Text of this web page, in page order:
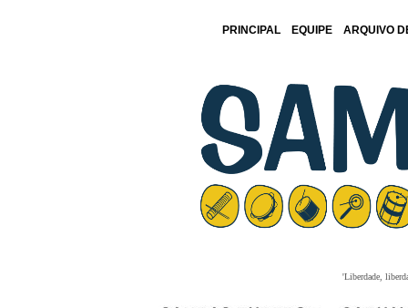
PRINCIPAL EQUIPE ARQUIVO
'Liberdade,